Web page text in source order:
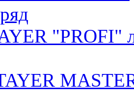
"PROFI"